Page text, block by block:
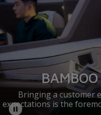
Bringing a customer
expectations is the